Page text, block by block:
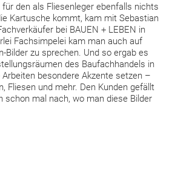
für den als Fliesenleger ebenfalls nichts
Kartusche kommt, kam mit Sebastian
bei BAUEN + LEBEN in
Fachsimpelei kam man auch auf
Bilder zu sprechen. Und so ergab es
des Baufachhandels in
Arbeiten besondere Akzente setzen –
Fliesen und mehr. Den Kunden gefällt
schon mal nach, wo man diese Bilder